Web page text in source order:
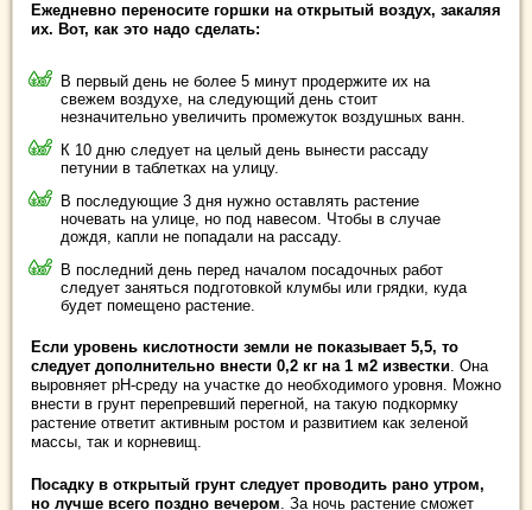
Ежедневно переносите горшки на открытый воздух, закаляя
их. Вот, как это надо сделать:
В первый день не более 5 минут продержите их на
свежем воздухе, на следующий день стоит
незначительно увеличить промежуток воздушных ванн.
К 10 дню следует на целый день вынести рассаду
петунии в таблетках на улицу.
В последующие 3 дня нужно оставлять растение
ночевать на улице, но под навесом. Чтобы в случае
дождя, капли не попадали на рассаду.
В последний день перед началом посадочных работ
следует заняться подготовкой клумбы или грядки, куда
будет помещено растение.
Если уровень кислотности земли не показывает 5,5, то
следует дополнительно внести 0,2 кг на 1 м2 известки. Она
выровняет рН-среду на участке до необходимого уровня. Можно
внести в грунт перепревший перегной, на такую подкормку
растение ответит активным ростом и развитием как зеленой
массы, так и корневищ.
Посадку в открытый грунт следует проводить рано утром,
но лучше всего поздно вечером. За ночь растение сможет